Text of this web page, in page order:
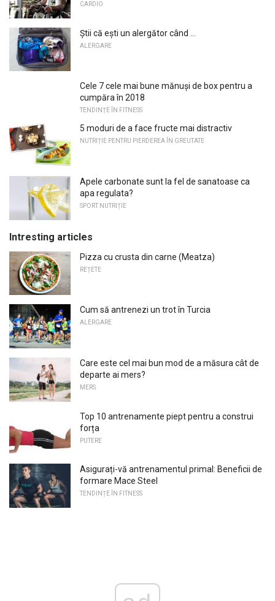
CARDIO
Știi că ești un alergător când ...
ALERGARE
Cele 7 cele mai bune mănuși de box pentru a
cumpăra în 2018
TENDINȚE ÎN FITNESS
5 moduri de a face fructe mai distractiv
NUTRIȚIE PENTRU PIERDEREA ÎN GREUTATE
Apele carbonate sunt la fel de sanatoase ca
apa regulata?
SPORT NUTRIȚIE
Intresting articles
Pizza cu crusta din carne (Meatza)
REȚETE
Cum să antrenezi un trot în Turcia
ALERGARE
Care este cel mai bun mod de a măsura cât de
departe ai mers?
MERS
Top 10 antrenamente piept pentru a construi
forța
PUTERE
Asigurați-vă antrenamentul primal: Beneficii de
formare Mace Steel
TENDINȚE ÎN FITNESS